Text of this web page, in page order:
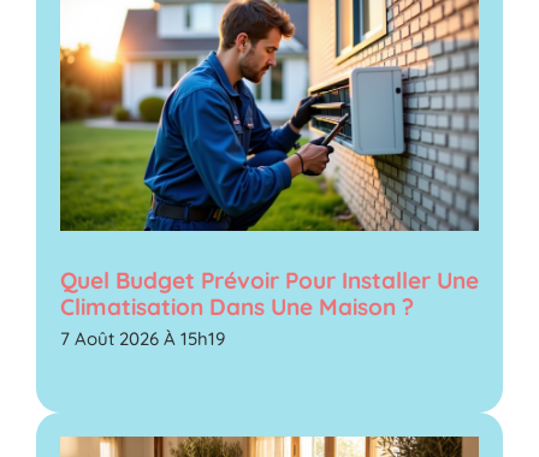
Quel Budget Prévoir Pour Installer Une
Climatisation Dans Une Maison ?
7 Août 2026 À 15h19